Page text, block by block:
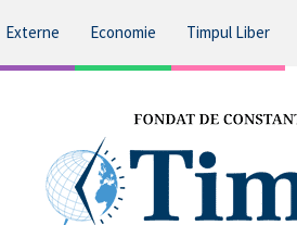
Externe Economie Timpul Liber